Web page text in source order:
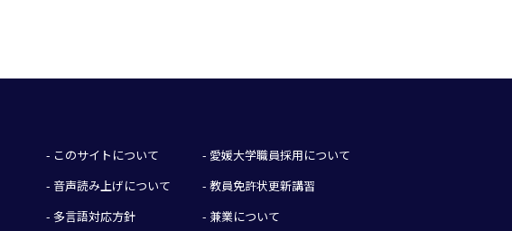
- このサイトについて
- 音声読み上げについて
- 多言語対応方針
- 愛媛大学職員採用について
- 教員免許状更新講習
- 兼業について